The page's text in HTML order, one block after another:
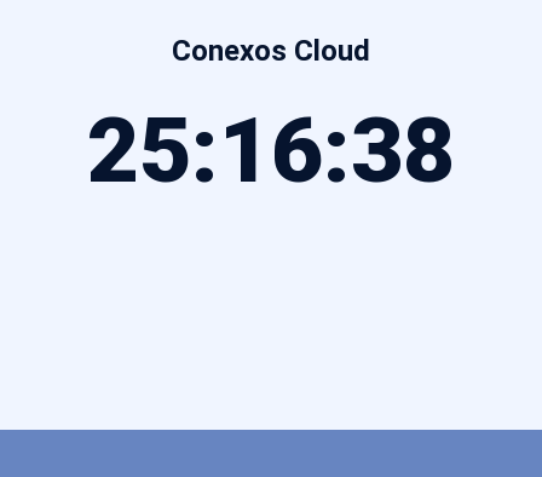
Conexos Cloud
19:15:40